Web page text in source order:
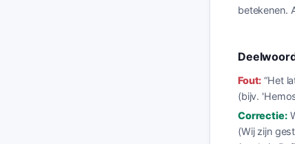
betekenen.
Fout: “Het
(bijv.
Correctie:
(Wij zijn